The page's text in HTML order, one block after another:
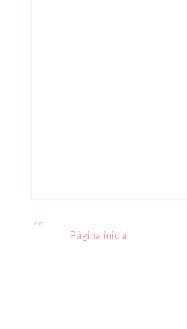
<<
Página inicial